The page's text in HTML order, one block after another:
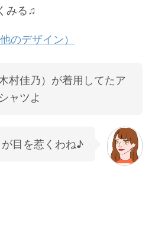
みる♫
のデザイン）
村佳乃）が着用してたア
ャツよ
目を惹くわね♪